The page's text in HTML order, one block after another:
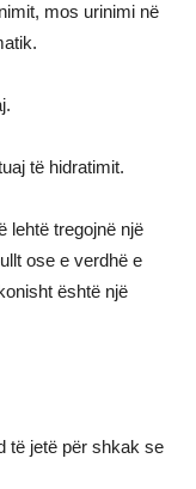
mos urinimi në
të hidratimit.
lehtë tregojnë një
ose e verdhë e
është një
të jetë për shkak se